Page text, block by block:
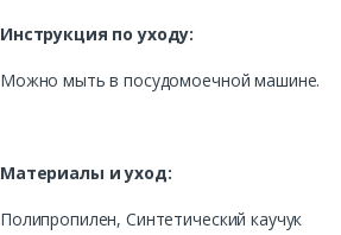
Инструкция по уходу:
Можно мыть в посудомоечной машине.
Материалы и уход:
Полипропилен, Синтетический каучук